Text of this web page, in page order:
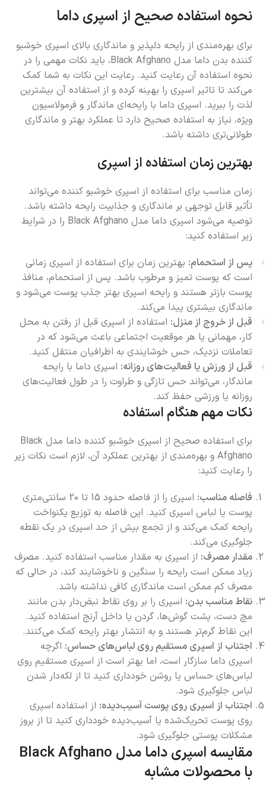
نحوه استفاده صحیح از اسپری داما
برای بهره‌مندی از رایحه دلپذیر و ماندگاری بالای اسپری خوشبو
کننده بدن داما مدل Black Afghano، باید نکات مهمی را در
نحوه استفاده آن رعایت کنید. رعایت این نکات به شما کمک
می‌کند تا تاثیر اسپری را بهینه کرده و از استفاده آن بیشترین
لذت را ببرید. اسپری داما با رایحه‌ای ماندگار و فرمولاسیون
ویژه، نیاز به استفاده صحیح دارد تا عملکرد بهتر و ماندگاری
طولانی‌تری داشته باشد.
بهترین زمان استفاده از اسپری
زمان مناسب برای استفاده از اسپری خوشبو کننده می‌تواند
تأثیر قابل توجهی بر ماندگاری و جذابیت رایحه داشته باشد.
توصیه می‌شود اسپری داما مدل Black Afghano را در شرایط
زیر استفاده کنید:
پس از استحمام: بهترین زمان برای استفاده از اسپری زمانی
است که پوست تمیز و مرطوب باشد. پس از استحمام، منافذ
پوست بازتر هستند و رایحه اسپری بهتر جذب پوست می‌شود و
ماندگاری بیشتری پیدا می‌کند.
قبل از خروج از منزل: استفاده از اسپری قبل از رفتن به محل
کار، مهمانی یا هر موقعیت اجتماعی باعث می‌شود که در
تعاملات نزدیک، حس خوشایندی به اطرافیان منتقل کنید.
قبل از ورزش یا فعالیت‌های روزانه: اسپری داما با رایحه
ماندگار، می‌تواند حس تازگی و طراوت را در طول فعالیت‌های
روزانه یا ورزشی حفظ کند.
نکات مهم هنگام استفاده
برای استفاده صحیح از اسپری خوشبو کننده داما مدل Black
Afghano و بهره‌مندی از بهترین عملکرد آن، لازم است نکات زیر
را رعایت کنید:
فاصله مناسب:
اسپری را از فاصله حدود 15 تا 20 سانتی‌متری
پوست یا لباس اسپری کنید. این فاصله به توزیع یکنواخت
رایحه کمک می‌کند و از تجمع بیش از حد اسپری در یک نقطه
جلوگیری می‌کند.
مقدار مصرف: از اسپری به مقدار مناسب استفاده کنید. مصرف
زیاد ممکن است رایحه را سنگین و ناخوشایند کند، در حالی که
مصرف کم ممکن است ماندگاری کافی نداشته باشد.
نقاط مناسب بدن: اسپری را بر روی نقاط نبض‌دار بدن مانند
مچ دست، پشت گوش‌ها، گردن یا داخل آرنج استفاده کنید.
این نقاط گرم‌تر هستند و به انتشار بهتر رایحه کمک می‌کنند.
اجتناب از اسپری مستقیم روی لباس‌های حساس: اگرچه
اسپری داما سازگار است، اما بهتر است از اسپری مستقیم روی
لباس‌های حساس یا روشن خودداری کنید تا از لکه‌دار شدن
لباس جلوگیری شود.
اجتناب از اسپری روی پوست آسیب‌دیده: از استفاده اسپری
روی پوست تحریک‌شده یا آسیب‌دیده خودداری کنید تا از بروز
مشکلات پوستی جلوگیری شود.
مقایسه اسپری داما مدل Black Afghano
با محصولات مشابه